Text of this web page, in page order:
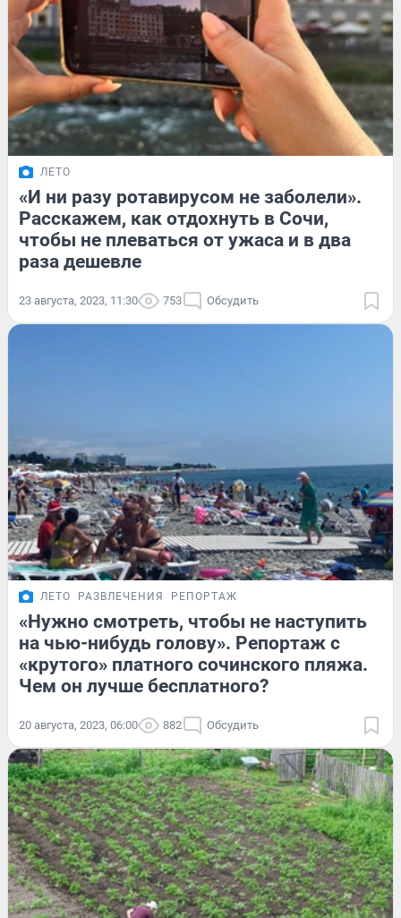
ЛЕТО
«И ни разу ротавирусом не заболели».
Расскажем, как отдохнуть в Сочи,
чтобы не плеваться от ужаса и в два
раза дешевле
23 августа, 2023, 11:30 753 Обсудить
ЛЕТО РАЗВЛЕЧЕНИЯ РЕПОРТАЖ
«Нужно смотреть, чтобы не наступить
на чью-нибудь голову». Репортаж с
«крутого» платного сочинского пляжа.
Чем он лучше бесплатного?
20 августа, 2023, 06:00 882 Обсудить